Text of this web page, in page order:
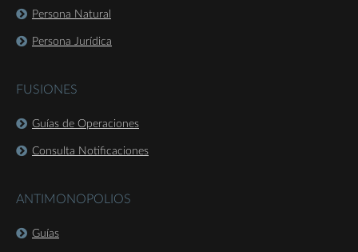
Persona Natural
Persona Jurídica
FUSIONES
Guías de Operaciones
Consulta Notificaciones
ANTIMONOPOLIOS
Guías